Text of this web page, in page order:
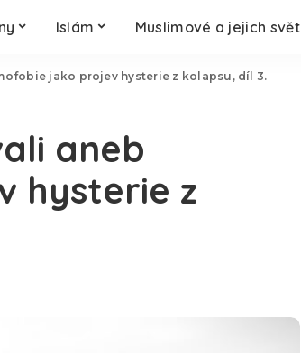
Islám Muslimové a jejich svět
jako projev hysterie z kolapsu, díl 3.
aneb
hysterie z